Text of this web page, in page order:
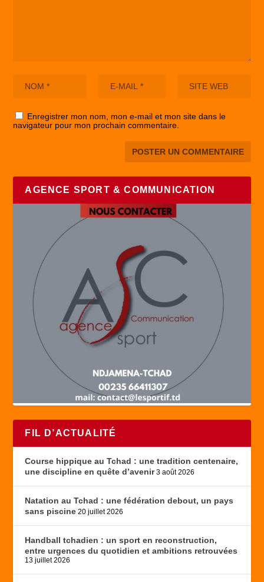
Enregistrer mon nom, mon e-mail et mon site dans le
navigateur pour mon prochain commentaire.
AGENCE SPORT & COMMUNICATION
FIL D’ACTUALITÉ
Course hippique au Tchad : une tradition centenaire,
une discipline en quête d’avenir 3 août 2026
Natation au Tchad : une fédération debout, un pays
sans piscine 20 juillet 2026
Handball tchadien : un sport en reconstruction,
entre urgences du quotidien et ambitions retrouvées
13 juillet 2026